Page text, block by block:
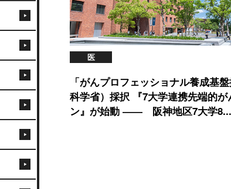
医
「がんプロフェッショナル養成基
科学省）採択 『7大学連携先端的
ン』が始動 ―― 阪神地区7大学8...